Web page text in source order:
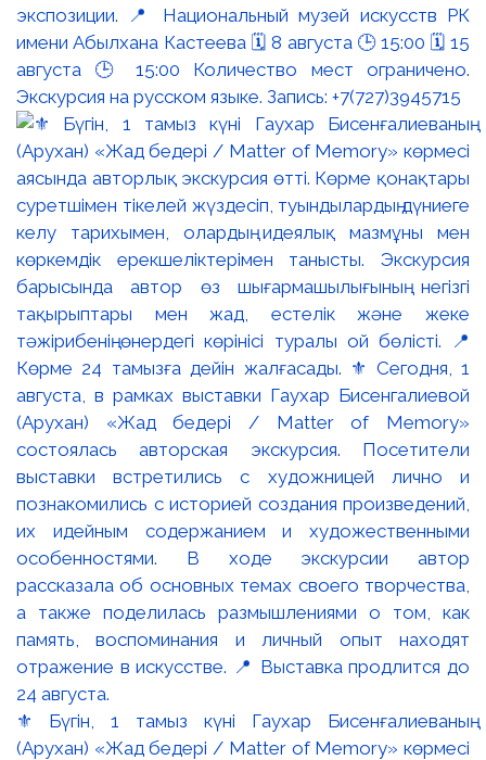
экспозиции. 📍 Национальный музей искусств РК
имени Абылхана Кастеева 🗓 8 августа 🕒 15:00 🗓 15
августа 🕒 15:00 Количество мест ограничено.
Экскурсия на русском языке. Запись: +7(727)3945715
⚜️ Бүгін, 1 тамыз күні Гаухар Бисенғалиеваның
(Арухан) «Жад бедері / Matter of Memory» көрмесі